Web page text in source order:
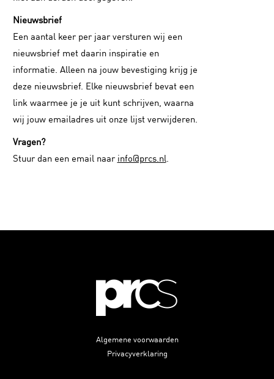
Nieuwsbrief
Een aantal keer per jaar versturen wij een
nieuwsbrief met daarin inspiratie en
informatie. Alleen na jouw bevestiging krijg je
deze nieuwsbrief. Elke nieuwsbrief bevat een
link waarmee je je uit kunt schrijven, waarna
wij jouw emailadres uit onze lijst verwijderen.
Vragen?
Stuur dan een email naar info@prcs.nl.
Algemene voorwaarden
Privacyverklaring